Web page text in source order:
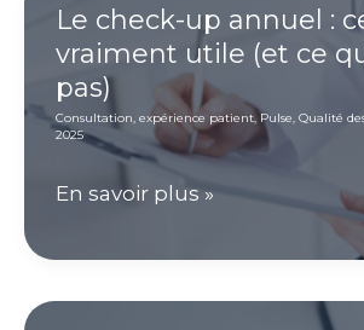
une
pathologie.
On
traite
patient. »
Le check-up annuel :
vraiment utile (et ce
pas)
Consultation, expérience patient, Pulse, Qualité
2025
Le
up
annuel
En savoir plus »